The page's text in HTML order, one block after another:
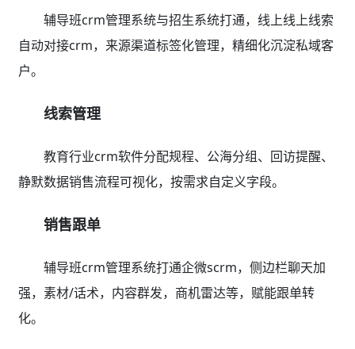
辅导班crm管理系统与招生系统打通，线上线上线索
自动对接crm，来源渠道标签化管理，精细化沉淀私域客
户。
线索管理
教育行业crm软件分配规程、公海分组、回访提醒、
静默数据销售流程可视化，按需求自定义字段。
销售跟单
辅导班crm管理系统打通企微scrm，侧边栏聊天加
强，素材/话术，内容群发，商机雷达等，赋能跟单转
化。